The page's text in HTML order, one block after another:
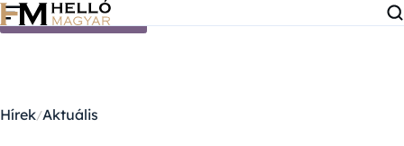
Ugrás a tartalomra
Hírek Aktuális